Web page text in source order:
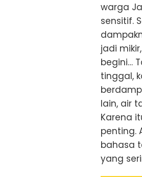
warga
sensitif.
jadi
begini…
tinggal,
lain, air
Karena
penting.
bahasa
yang